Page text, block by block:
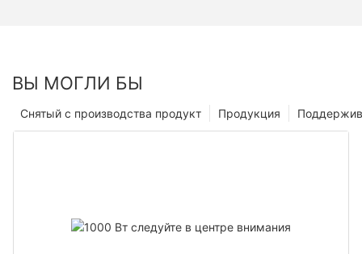
ВЫ МОГЛИ БЫ
Продукция
Снятый с производства продукт